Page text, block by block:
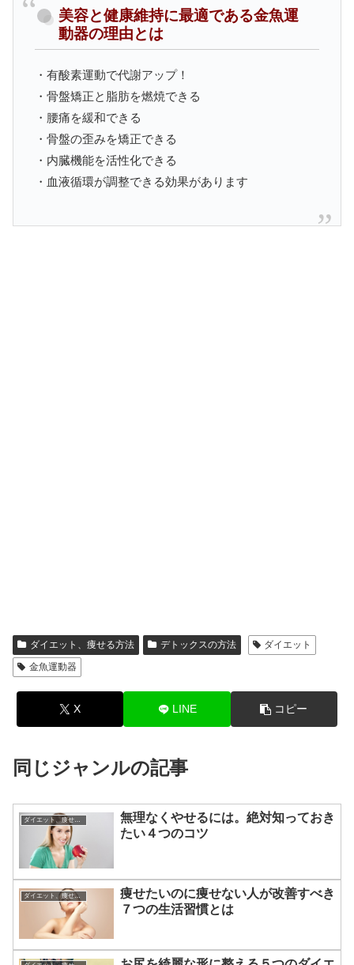
美容と健康維持に最適である金魚運
動器の理由とは
・有酸素運動で代謝アップ！
・骨盤矯正と脂肪を燃焼できる
・腰痛を緩和できる
・骨盤の歪みを矯正できる
・内臓機能を活性化できる
・血液循環が調整できる効果があります
ダイエット、痩せる方法 デトックスの方法
ダイエット
金魚運動器
X LINE コピー
同じジャンルの記事
ダイエット、痩せる方法
無理なくやせるには。絶対知っておき
たい４つのコツ
ダイエット、痩せる方法
痩せたいのに痩せない人が改善すべき
７つの生活習慣とは